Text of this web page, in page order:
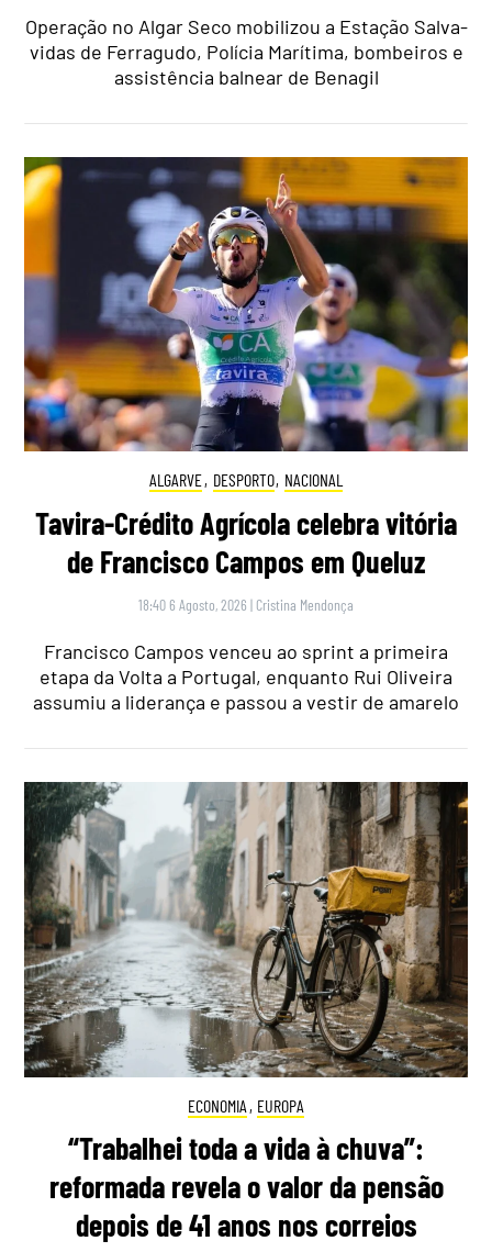
Operação no Algar Seco mobilizou a Estação Salva-
vidas de Ferragudo, Polícia Marítima, bombeiros e
assistência balnear de Benagil
ALGARVE, DESPORTO, NACIONAL
Tavira-Crédito Agrícola celebra vitória
de Francisco Campos em Queluz
18:40 6 Agosto, 2026 | Cristina Mendonça
Francisco Campos venceu ao sprint a primeira
etapa da Volta a Portugal, enquanto Rui Oliveira
assumiu a liderança e passou a vestir de amarelo
ECONOMIA , EUROPA
“Trabalhei toda a vida à chuva”:
reformada revela o valor da pensão
depois de 41 anos nos correios